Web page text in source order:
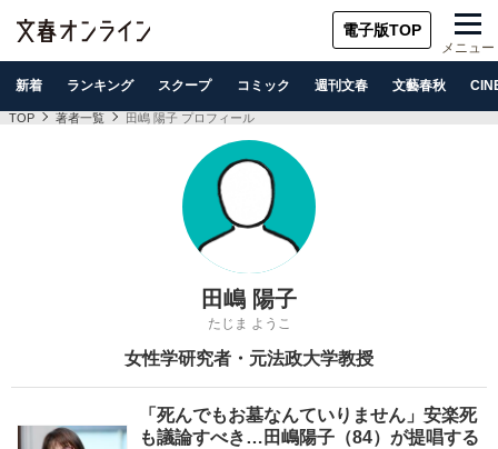
電子版TOP
メニュー
新着 ランキング スクープ コミック 週刊文春 文藝春秋
TOP 著者一覧 田嶋 陽子 プロフィール
田嶋 陽子
たじま ようこ
女性学研究者・元法政大学教授
「死んでもお墓なんていりません」安楽死
も議論すべき…田嶋陽子（84）が提唱する